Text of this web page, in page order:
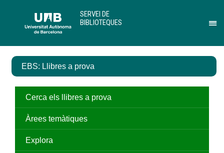
contingut
el
de
SERVEI DE
BIBLIOTEQUES
EBS: Llibres a prova
Cerca els llibres a prova
Àrees temàtiques
Explora